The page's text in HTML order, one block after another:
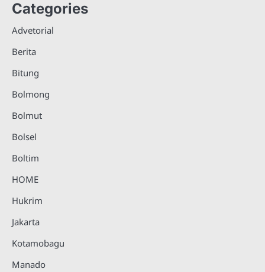
Categories
Advetorial
Berita
Bitung
Bolmong
Bolmut
Bolsel
Boltim
HOME
Hukrim
Jakarta
Kotamobagu
Manado